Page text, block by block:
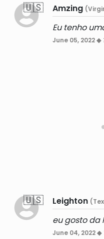
🇺🇸 Amzing
Eu tenho
June 05, 2022 ◆
🇺🇸 Leighton
eu gosto da
June 04, 2022 ◆